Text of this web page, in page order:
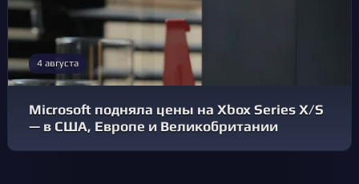
4 августа
Microsoft подняла цены на Xbox Series X/S
— в США, Европе и Великобритании